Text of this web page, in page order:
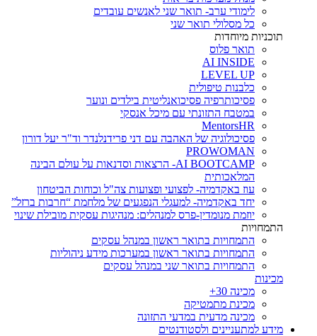
לימודי ערב- תואר שני לאנשים עובדים
כל מסלולי תואר שני
תוכניות מיוחדות
תואר פלוס
AI INSIDE
LEVEL UP
כלבנות טיפולית
פסיכותרפיה פסיכואנליטית בילדים ונוער
במטבח התזונתי עם מיכל אנסקי
MentorsHR
פסיכולוגיה של האהבה עם דני פרידנלנדר וד"ר יעל דורון
PROWOMAN
AI BOOTCAMP- הרצאות וסדנאות על עולם הבינה
המלאכותית
עוז באקדמיה- לפצועי ופצועות צה"ל וכוחות הביטחון
יחד באקדמיה- למעגלי הנפגעים של מלחמת “חרבות ברזל”
יוזמת מנומדין-פרס למנהלים: מנהיגות עסקית מובילת שינוי
התמחויות
התמחויות בתואר ראשון במנהל עסקים
התמחויות בתואר ראשון במערכות מידע ניהוליות
התמחויות בתואר שני במנהל עסקים
מכינות
מכינה 30+
מכינת מתמטיקה
מכינה מדעית במדעי התזונה
מידע למתעניינים ולסטודנטים